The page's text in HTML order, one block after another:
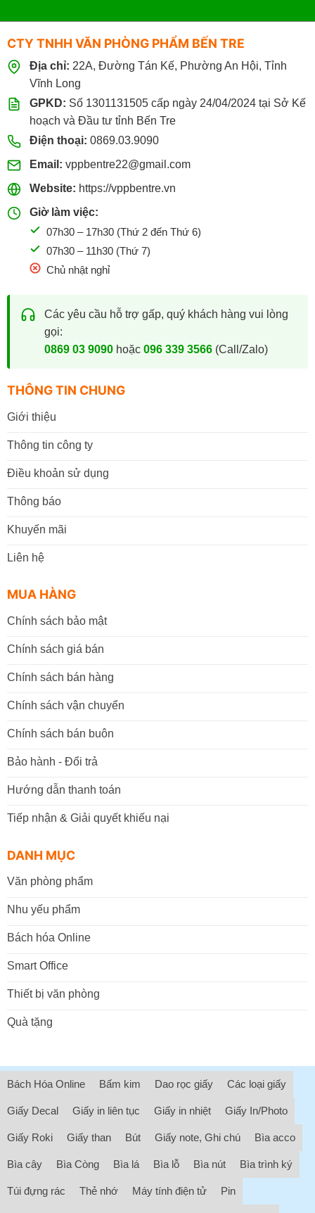
CTY TNHH VĂN PHÒNG PHẨM BẾN TRE
Địa chỉ: 22A, Đường Tán Kế, Phường An Hội, Tỉnh
Vĩnh Long
GPKD: Số 1301131505 cấp ngày 24/04/2024 tại Sở Kế
hoạch và Đầu tư tỉnh Bến Tre
Điện thoại: 0869.03.9090
Email: vppbentre22@gmail.com
Website: https://vppbentre.vn
Giờ làm việc:
07h30 – 17h30 (Thứ 2 đến Thứ 6)
07h30 – 11h30 (Thứ 7)
Chủ nhật nghỉ
Các yêu cầu hỗ trợ gấp, quý khách hàng vui lòng
gọi:
0869 03 9090hoặc 096 339 3566(Call/Zalo)
THÔNG TIN CHUNG
Giới thiệu
Thông tin công ty
Điều khoản sử dụng
Thông báo
Khuyến mãi
Liên hệ
MUA HÀNG
Chính sách bảo mật
Chính sách giá bán
Chính sách bán hàng
Chính sách vận chuyển
Chính sách bán buôn
Bảo hành - Đổi trả
Hướng dẫn thanh toán
Tiếp nhận & Giải quyết khiếu nại
DANH MỤC
Văn phòng phẩm
Nhu yếu phẩm
Bách hóa Online
Smart Office
Thiết bị văn phòng
Quà tặng
Bách Hóa Online Bấm kim Dao rọc giấy Các loại giấy
Giấy Decal Giấy in liên tục Giấy in nhiệt Giấy In/Photo
Giấy Roki Giấy than Bút Giấy note, Ghi chú Bìa acco
Bìa cây Bìa Còng Bìa lá Bìa lỗ Bìa nút Bìa trình ký
Túi đựng rác Thẻ nhớ Máy tính điện tử Pin